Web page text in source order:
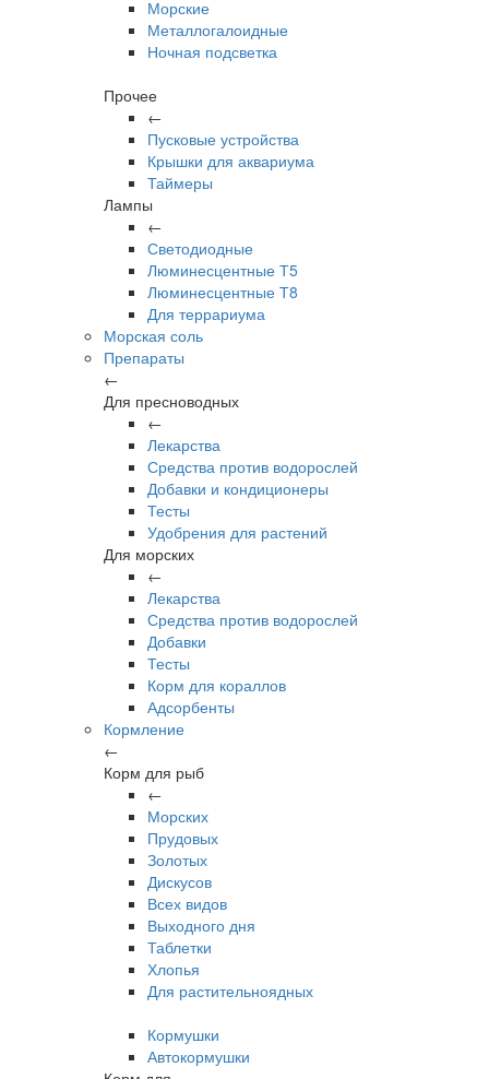
Морские
Металлогалоидные
Ночная подсветка
Прочее
←
Пусковые устройства
Крышки для аквариума
Таймеры
Лампы
←
Светодиодные
Люминесцентные Т5
Люминесцентные Т8
Для террариума
Морская соль
Препараты
←
Для пресноводных
←
Лекарства
Средства против водорослей
Добавки и кондиционеры
Тесты
Удобрения для растений
Для морских
←
Лекарства
Средства против водорослей
Добавки
Тесты
Корм для кораллов
Адсорбенты
Кормление
←
Корм для рыб
←
Морских
Прудовых
Золотых
Дискусов
Всех видов
Выходного дня
Таблетки
Хлопья
Для растительноядных
Кормушки
Автокормушки